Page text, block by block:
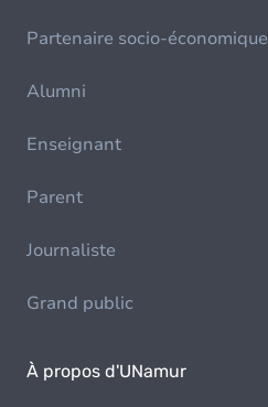
Partenaire socio-économique
Alumni
Enseignant
Parent
Journaliste
Grand public
À propos d'UNamur